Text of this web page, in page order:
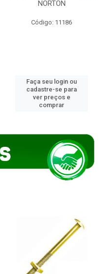
NORTON
Código: 11186
Faça seu login ou
cadastre-se para
ver preços e
comprar